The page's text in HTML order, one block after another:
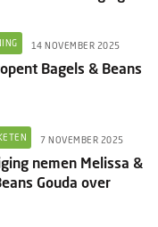
14 NOVEMBER 2025
Bagels & Beans
7 NOVEMBER 2025
nemen Melissa &
Gouda over